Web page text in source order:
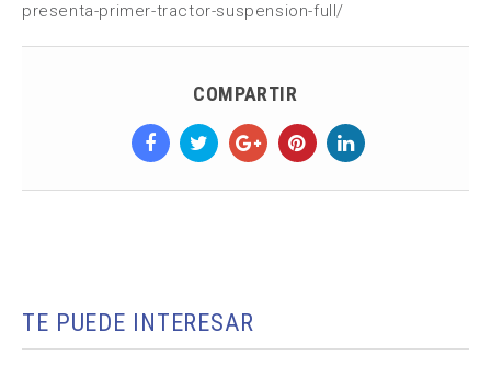
presenta-primer-tractor-suspension-full/
COMPARTIR
TE PUEDE INTERESAR